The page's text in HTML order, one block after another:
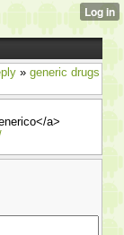
» generic drugs
a>